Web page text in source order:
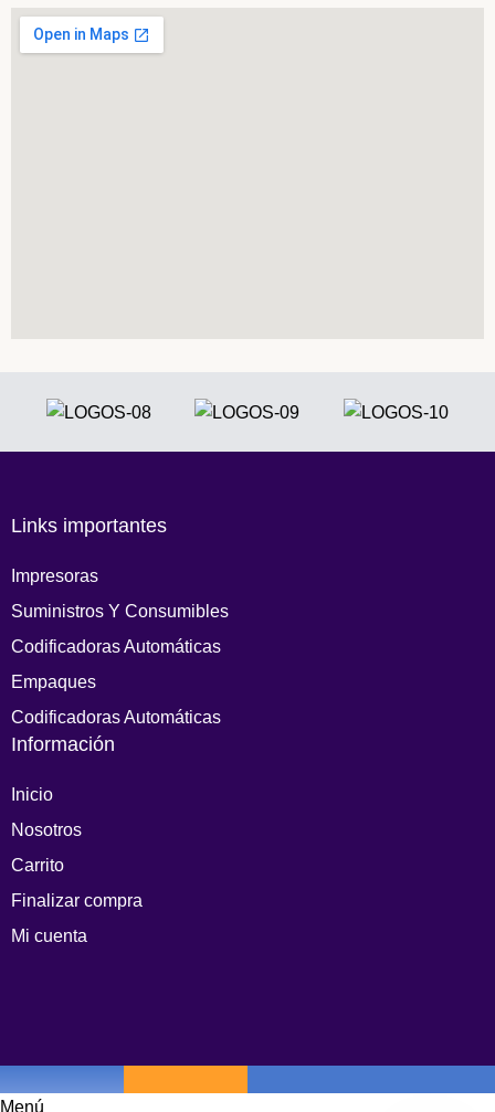
Links importantes
Impresoras
Suministros Y Consumibles
Codificadoras Automáticas
Empaques
Codificadoras Automáticas
Información
Inicio
Nosotros
Carrito
Finalizar compra
Mi cuenta
Menú